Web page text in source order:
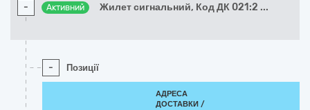
- Активний Жилет сигнальний, Код ДК 021:2 ...
- Позиції
АДРЕСА
ДОСТАВКИ /